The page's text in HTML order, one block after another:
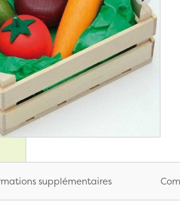
supplémentaires